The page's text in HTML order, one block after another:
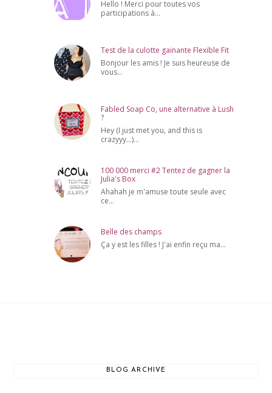
Hello ! Merci pour toutes vos
participations à...
Test de la culotte gainante Flexible Fit
Bonjour les amis ! Je suis heureuse de
vous...
Fabled Soap Co, une alternative à Lush
?
Hey (I just met you, and this is
crazyyy...)...
100 000 merci #2 Tentez de gagner la
Julia's Box
Ahahah je m'amuse toute seule avec
ce...
Belle des champs
Ça y est les filles ! J'ai enfin reçu ma...
BLOG ARCHIVE